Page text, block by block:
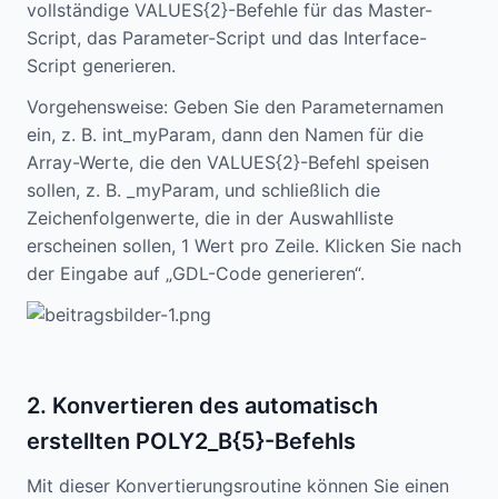
vollständige VALUES{2}-Befehle für das Master-
Script, das Parameter-Script und das Interface-
Script generieren.
Vorgehensweise: Geben Sie den Parameternamen
ein, z. B. int_myParam, dann den Namen für die
Array-Werte, die den VALUES{2}-Befehl speisen
sollen, z. B. _myParam, und schließlich die
Zeichenfolgenwerte, die in der Auswahlliste
erscheinen sollen, 1 Wert pro Zeile. Klicken Sie nach
der Eingabe auf „GDL-Code generieren“.
2. Konvertieren des automatisch
erstellten POLY2_B{5}-Befehls
Mit dieser Konvertierungsroutine können Sie einen